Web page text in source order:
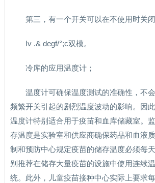
第三，有一个开关可以在不使用时关闭
Iv .& degf/°;c双模。
冷库的应用温度计；
温度计可确保温度测试的准确性，不
频繁开关引起的剧烈温度波动的影响。因
温度计特别适合用于疫苗和血库储藏室。
存温度是实验室和供应商确保药品和血液
制和预防中心规定疫苗的储存温度必须每
别推荐在储存大量疫苗的设施中使用连续
统。此外，儿童疫苗接种中心实际上要求